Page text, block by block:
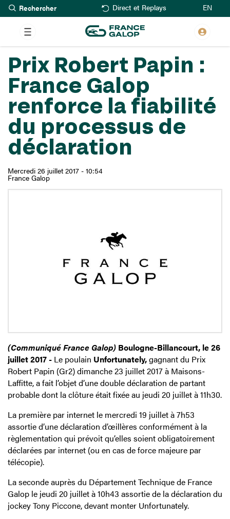
Aller
au
contenu
principal
Rechercher Direct et Replays EN
Prix Robert Papin :
France Galop
renforce la fiabilité
du processus de
déclaration
Mercredi 26 juillet 2017 - 10:54
France Galop
(Communiqué France Galop) Boulogne-Billancourt, le 26
juillet 2017 - Le poulain Unfortunately,gagnant du Prix
Robert Papin (Gr2) dimanche 23 juillet 2017 à Maisons-
Laffitte, a fait l’objet d’une double déclaration de partant
probable dont la clôture était fixée au jeudi 20 juillet à 11h30.
La première par internet le mercredi 19 juillet à 7h53
assortie d’une déclaration d’œillères conformément à la
règlementation qui prévoit qu’elles soient obligatoirement
déclarées par internet (ou en cas de force majeure par
télécopie).
La seconde auprès du Département Technique de France
Galop le jeudi 20 juillet à 10h43 assortie de la déclaration du
jockey Tony Piccone, devant monter Unfortunately.